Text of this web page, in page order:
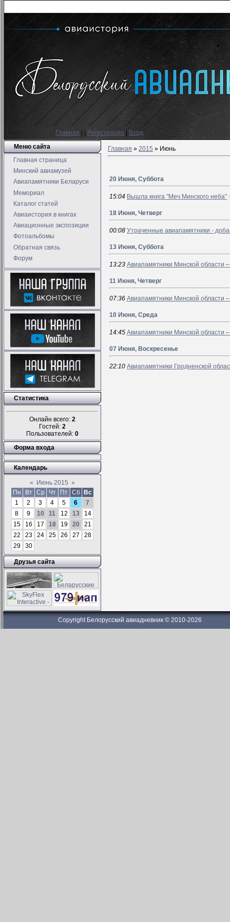
Главная Регистрация
Вход
Меню сайта
Главная страница
Минский авиамузей
Авиапамятники Беларуси
Мемориал
Каталог статей
Авиаистория в книгах
Авиационные экспозиции
Фотоальбомы
Обратная связь
Форум
Статистика
Онлайн всего: 2
Гостей: 2
Пользователей: 0
Форма входа
Календарь
« Июнь 2015 »
Пн
Вт Ср Чт Пт Сб
Вс
1
2 3 4 5 6
7
8
9 10 11 12 13
14
15
16 17 18 19 20
21
22
23 24 25 26 27
28
29
30
Друзья сайта
Главная»2015 » Июнь
20 Июня, Суббота
15:04 Вышла книга "Меч Минского неба"
18 Июня, Четверг
00:08 Утраченные авиапамятники -
13 Июня, Суббота
13:23 Авиапамятники Минской области
11 Июня, Четверг
07:36 Авиапамятники Минской области
10 Июня, Среда
14:45 Авиапамятники Минской области
07 Июня, Воскресенье
22:10 Авиапамятники Гродненской
Copyright Белорусский авиадневник © 2010-2026